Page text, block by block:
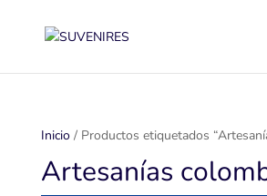
Inicio/ Productos etiquetados
Artesanías